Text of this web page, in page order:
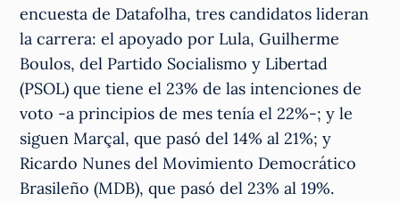
encuesta de Datafolha, tres candidatos lideran
la carrera: el apoyado por Lula, Guilherme
Boulos, del Partido Socialismo y Libertad
(PSOL) que tiene el 23% de las intenciones de
voto -a principios de mes tenía el 22%-; y le
siguen Marçal, que pasó del 14% al 21%; y
Ricardo Nunes del Movimiento Democrático
Brasileño (MDB), que pasó del 23% al 19%.